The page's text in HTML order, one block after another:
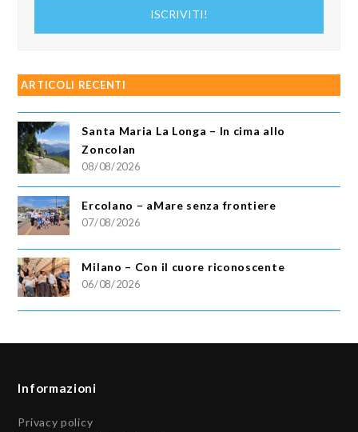
ISCRIVITI!
ARTICOLI RECENTI
Santa Maria La Longa – In cima allo
Zoncolan
08/08/2026
Ercolano – aMare senza frontiere
07/08/2026
Milano – Con il cuore riconoscente
06/08/2026
Informazioni
Privacy policy